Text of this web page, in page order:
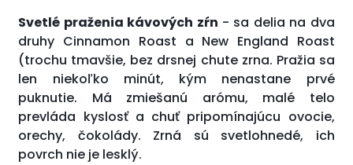
Svetlé praženia kávových zŕn - sa delia na dva
druhy Cinnamon Roast a New England Roast
(trochu tmavšie, bez drsnej chute zrna. Pražia sa
len niekoľko minút, kým nenastane prvé
puknutie. Má zmiešanú arómu, malé telo
prevláda kyslosť a chuť pripomínajúcu ovocie,
orechy, čokolády. Zrná sú svetlohnedé, ich
povrch nie je lesklý.